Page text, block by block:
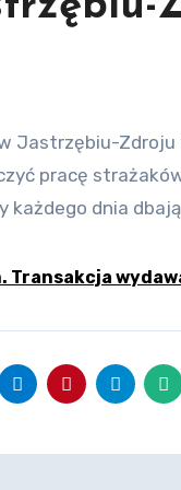
pracę
dnia